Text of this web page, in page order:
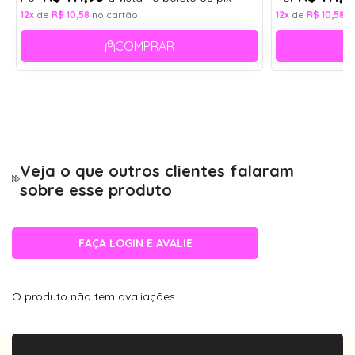
Delicada, moderna e extremamente funcional, essa
Altura:
Largura:
Aro:
12x de R$ 10,58 no cartão
COMPRAR
12x de R$ 10,58
Veja o que outros clientes falaram
sobre esse produto
FAÇA LOGIN E AVALIE
O produto não tem avaliações.